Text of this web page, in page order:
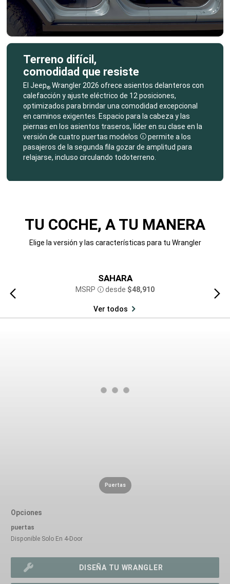
Terreno difícil,
comodidad que resiste
,El Jeep®Wrangler 2026 ofrece asientos delanteros con
calefacción y ajuste eléctrico de 12 posiciones,
optimizados para brindar una comodidad excepcional
en caminos exigentes. Espacio para la cabeza y las
piernas en los asientos traseros, líder en su clase en la
versión de cuatro puertas modelos Disclosure
permite a los
pasajeros de la segunda fila gozar de amplitud para
relajarse, incluso circulando todoterreno.
TU COCHE, A TU MANERA
Elige la versión y las características para tu Wrangler
Vista
anterior
SAHARA
MSRP Disclosure
desde $48,910
Ver todos
Vista
Puertas
Opciones
puertas
Disponible Solo En 4-Door
DISEÑA TU WRANGLER